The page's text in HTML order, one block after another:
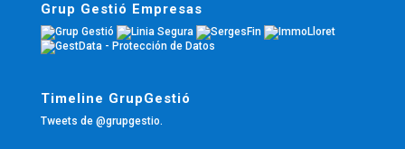
Grup Gestió Empresas
Timeline GrupGestió
Tweets de @grupgestio.